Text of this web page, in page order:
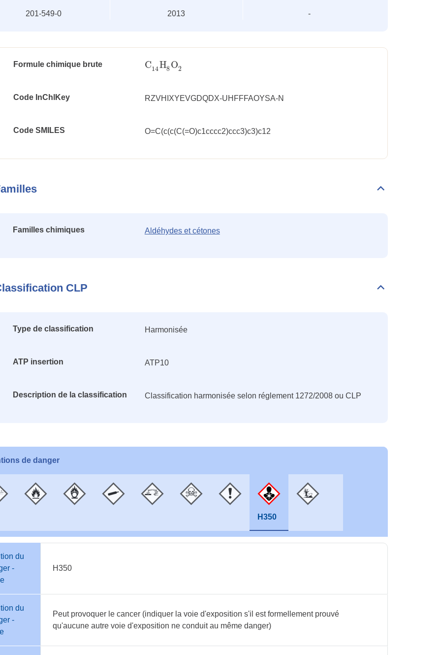
201-549-0 2013 -
Formule chimique brute C14H8O2
C14H8 O2
Code InChlKey RZVHIXYEVGDQDX-UHFFFAOYSA-N
Code SMILES O=C(c(c(C(=O)c1cccc2)ccc3)c3)c12
Déplier/replier
Familles chimiques Aldéhydes et cétones
CLP
Déplier/replier
Type de classification Harmonisée
ATP insertion ATP10
Description de la classification Classification harmonisée selon réglement 1272/2008 ou CLP
de danger
H350
du
-
H350
du
-
Peut provoquer le cancer (indiquer la voie d'exposition s'il est formellement prouvé
qu'aucune autre voie d'exposition ne conduit au même danger)